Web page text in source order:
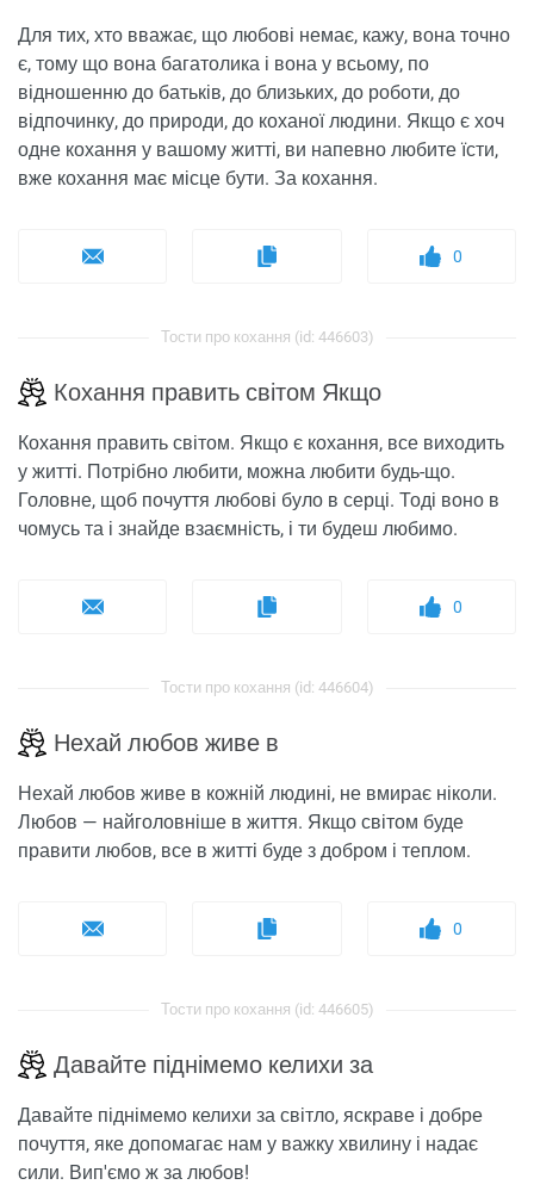
Для тих, хто вважає, що любові немає, кажу, вона точно
є, тому що вона багатолика і вона у всьому, по
відношенню до батьків, до близьких, до роботи, до
відпочинку, до природи, до коханої людини. Якщо є хоч
одне кохання у вашому житті, ви напевно любите їсти,
вже кохання має місце бути. За кохання.
0
Тости про кохання (id: 446603)
Кохання править світом Якщо
Кохання править світом. Якщо є кохання, все виходить
у житті. Потрібно любити, можна любити будь-що.
Головне, щоб почуття любові було в серці. Тоді воно в
чомусь та і знайде взаємність, і ти будеш любимо.
0
Тости про кохання (id: 446604)
Нехай любов живе в
Нехай любов живе в кожній людині, не вмирає ніколи.
Любов — найголовніше в життя. Якщо світом буде
правити любов, все в житті буде з добром і теплом.
0
Тости про кохання (id: 446605)
Давайте піднімемо келихи за
Давайте піднімемо келихи за світло, яскраве і добре
почуття, яке допомагає нам у важку хвилину і надає
сили. Вип'ємо ж за любов!